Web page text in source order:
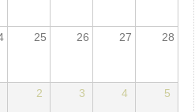
25 26 27 28
2 3 4 5